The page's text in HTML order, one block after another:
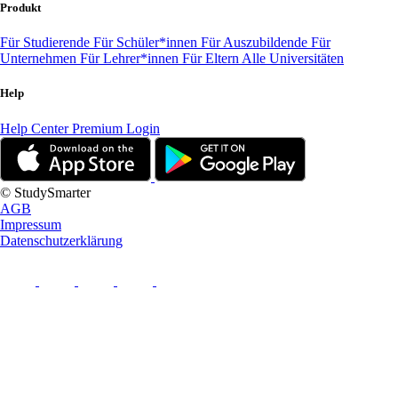
Produkt
Für Studierende Für Schüler*innen Für Auszubildende Für
Unternehmen Für Lehrer*innen Für Eltern Alle Universitäten
Help
Help CenterPremium Login
© StudySmarter
AGB
Impressum
Datenschutzerklärung